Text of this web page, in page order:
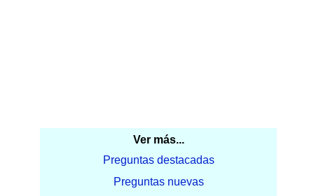
Ver más...
Preguntas destacadas
Preguntas nuevas